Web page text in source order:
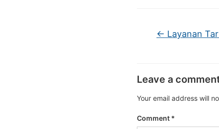
← Layanan
Leave a
Your email address will
Comment *